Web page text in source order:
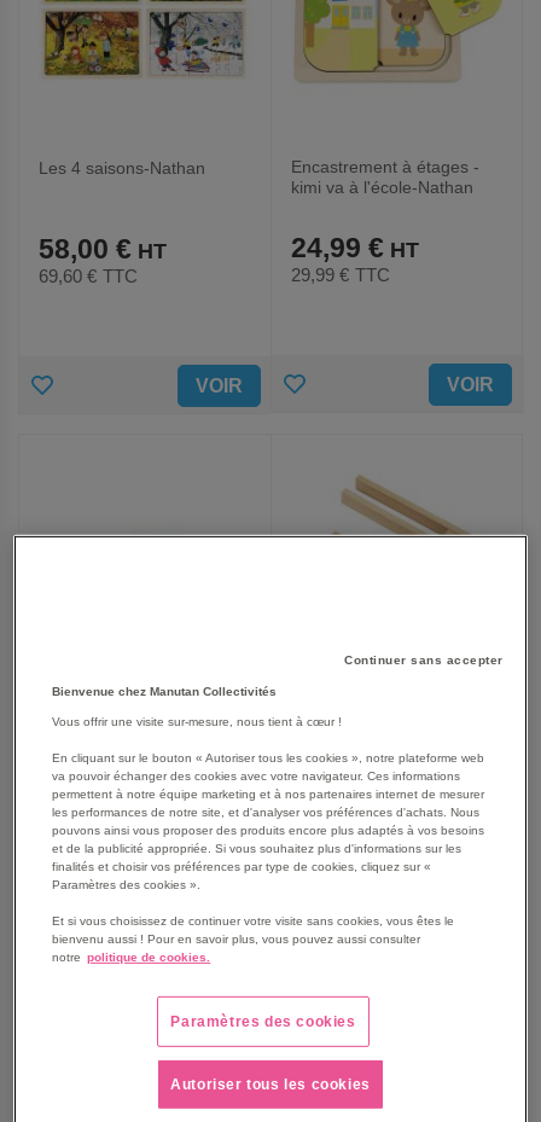
Les 4 saisons-Nathan
58,00 €
69,60 € TTC
AJOUTER VOIR
Encastrement à étages -
kimi va à l'école-Nathan
24,99 €
29,99 € TTC
AJOUTER VOIR
kit 30 pièces -Nathan
499,00 €
598,80 € TTC
AJOUTER VOIR
Nathan
7,09 €
8,51 € TTC
AUX
Continuer sans accepter
Bienvenue chez Manutan Collectivités
Vous offrir une visite sur-mesure, nous tient à cœur !
En cliquant sur le bouton « Autoriser tous les cookies », notre plateforme web
va pouvoir échanger des cookies avec votre navigateur. Ces informations
permettent à notre équipe marketing et à nos partenaires internet de mesurer
les performances de notre site, et d'analyser vos préférences d'achats. Nous
pouvons ainsi vous proposer des produits encore plus adaptés à vos besoins
et de la publicité appropriée. Si vous souhaitez plus d'informations sur les
finalités et choisir vos préférences par type de cookies, cliquez sur «
Paramètres des cookies ».
Et si vous choisissez de continuer votre visite sans cookies, vous êtes le
bienvenu aussi ! Pour en savoir plus, vous pouvez aussi consulter
notre politique de cookies.
Paramètres des cookies
Autoriser tous les cookies